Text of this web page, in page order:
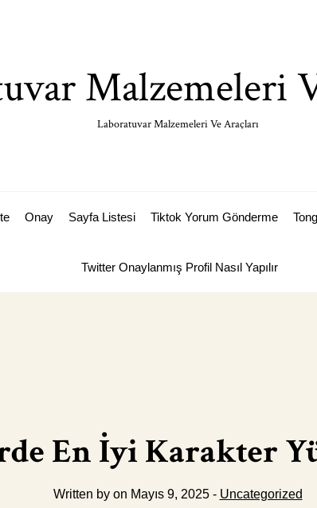
Malzemeleri
Laboratuvar Malzemeleri Ve Araçları
Onay Sayfa Listesi Tiktok Yorum Gönderme
Twitter Onaylanmış Profil Nasıl Yapılır
En İyi Karakter
Written by on Mayıs 9, 2025 - Uncategorized